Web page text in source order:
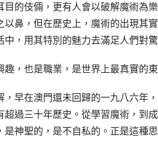
目的伎倆，更有人會以破解魔術為
以鼻，但在歷史上，魔術的出現其
中，用其特別的魅力去滿足人們對
趣，也是職業，是世界上最真實的東
，早在澳門還未回歸的一九八六年
超過三十年歷史。從學習魔術，到
是神聖的，是不自私的。正是這種